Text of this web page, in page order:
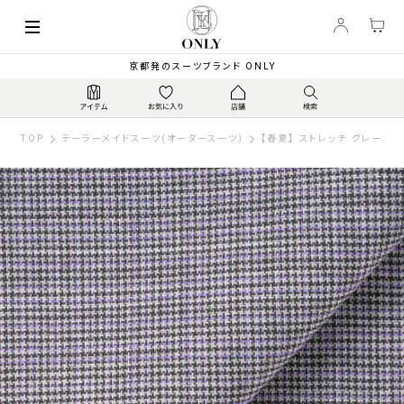
京都発のスーツブランド ONLY
TOP テーラーメイドスーツ(オーダースーツ) 【春夏】 ストレッチ グレーガ